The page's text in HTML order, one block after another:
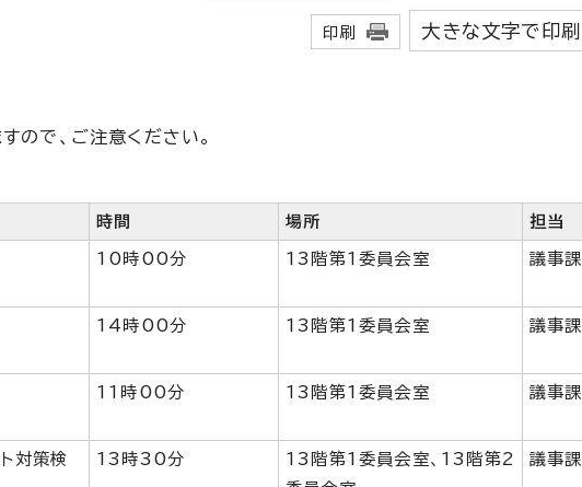
印刷 大きな文字で印刷
ので、ご注意ください。
時間 場所 担当
10時00分 13階第1委員会室 議事課
14時00分 13階第1委員会室 議事課
11時00分 13階第1委員会室 議事課
対策検
13時30分
13階第1委員会室、13階第2
議事課